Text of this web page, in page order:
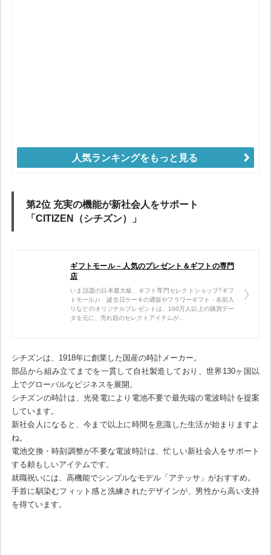
人気ランキングをもっと見る
第2位 充実の機能が新社会人をサポート
「CITIZEN（シチズン）」
ギフトモール – 人気のプレゼント＆ギフトの専門
店
いま話題の日本最大級、ギフト専門セレクトショップ｢ギフ
トモール｣♪ 誕生日ケーキの通販やフラワーギフト・名前入
りなどのオリジナルプレゼントは、100万人以上の購買デー
タを元に、売れ筋のセレクトアイテムが…
シチズンは、1918年に創業した国産の時計メーカー。
部品から組み立てまでを一貫して自社製造しており、世界130ヶ国以
上でグローバルなビジネスを展開。
シチズンの時計は、光発電により電池不要で最先端の電波時計を提案
しています。
新社会人になると、今まで以上に時間を意識した生活が始まりますよ
ね。
電池交換・時刻調整が不要な電波時計は、忙しい新社会人をサポート
する頼もしいアイテムです。
就職祝いには、高機能でシンプルなモデル「アテッサ」がおすすめ。
手首に馴染むフィット感と洗練されたデザインが、男性から高い支持
を得ています。